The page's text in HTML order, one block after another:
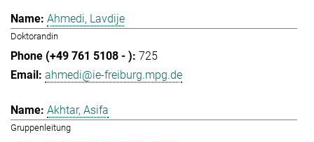
Ahmedi, Lavdije
Doktorandin
725
ahmedi@ie-freiburg.mpg.de
Akhtar, Asifa
Gruppenleitung